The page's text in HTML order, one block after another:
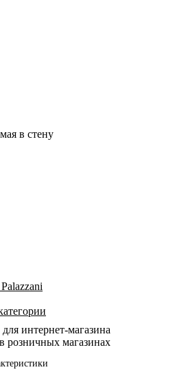
в стену
интернет-магазина
розничных магазинах